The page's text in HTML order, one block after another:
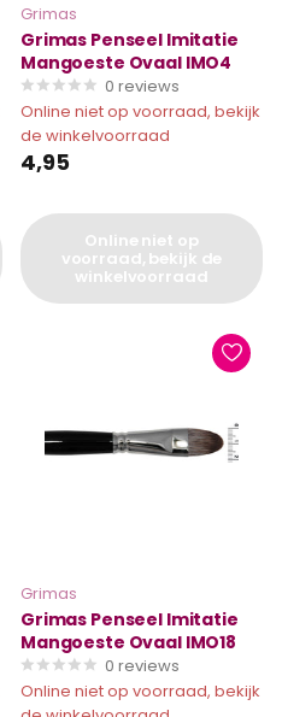
Grimas
Grimas Penseel Imitatie
Mangoeste Ovaal IMO4
0 reviews
Online niet op voorraad, bekijk
de winkelvoorraad
4,95
Online niet op
voorraad, bekijk de
winkelvoorraad
Grimas
Grimas Penseel Imitatie
Mangoeste Ovaal IMO18
0 reviews
Online niet op voorraad, bekijk